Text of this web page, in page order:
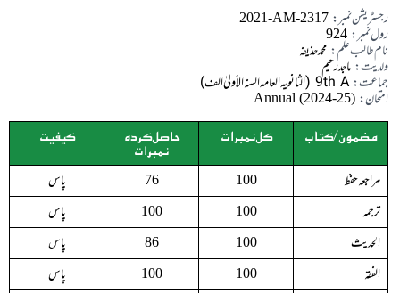
رجسٹریشن نمبر: 2021-AM-2317
رول نمبر: 924
نام طالب علم: محمد حذیفہ
ولدیت: ماجد رحیم
جماعت: 9th A (الثانویہ العامہ السنہ الأولیٰ الف)
امتحان: Annual (2024-25)
مضمون/کتاب کل نمبرات حاصل کردہ
نمبرات
کیفیت
مراجعہ حفظ 100
76
پاس
ترجمہ
100
100
پاس
الحدیث
100
86
پاس
الفقہ
100
100
پاس